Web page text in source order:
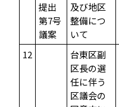
提出
第7号
議案
及び地区
整備につ
いて
12
台東区副
区長の選
任に伴う
区議会の